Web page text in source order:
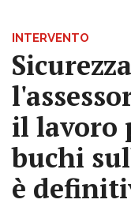
INTERVENTO
il lavoro
buchi
è